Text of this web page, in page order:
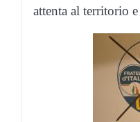
attenta al territorio